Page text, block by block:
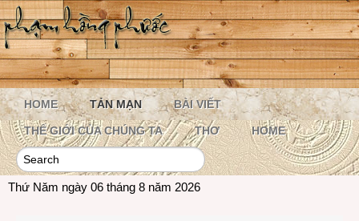
HOME TẢN MẠN BÀI VIẾT
THẾ GIỚI CỦA CHÚNG TA THƠ HOME
Thứ Năm ngày 06 tháng 8 năm 2026